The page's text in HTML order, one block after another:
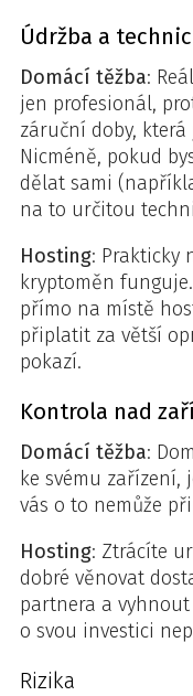
Údržba a
Domácí těžba:
jen profesionál,
záruční doby,
Nicméně, pokud
dělat sami
na to určitou
Hosting: Prakticky
kryptoměn
přímo na místě
připlatit za větší
pokazí.
Kontrola nad
Domácí těžba:
ke svému
vás o to nemůže
Hosting: Ztrácíte
dobré věnovat
partnera a vyhnout
o svou investici
Rizika